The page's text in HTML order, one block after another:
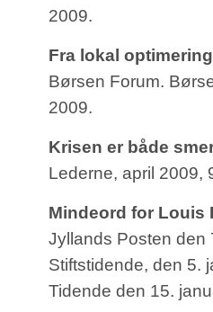
2009.
Fra lokal
Børsen Forum.
2009.
Krisen er både
Lederne, april 2009,
Mindeord for Louis
Jyllands Posten den
Stiftstidende, den 5.
Tidende den 15.